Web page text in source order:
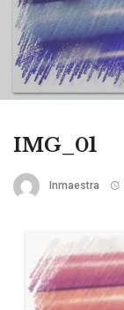
IMG_01
Inmaestra